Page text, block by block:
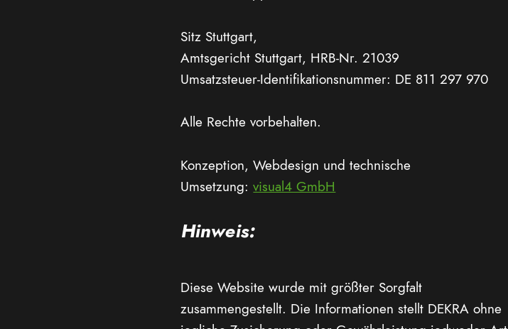
Sitz Stuttgart,
Amtsgericht Stuttgart, HRB-Nr. 21039
Umsatzsteuer-Identifikationsnummer: DE 811 297 970
Alle Rechte vorbehalten.
Konzeption, Webdesign und technische
Umsetzung:visual4 GmbH
Hinweis:
Diese Website wurde mit größter Sorgfalt
zusammengestellt. Die Informationen stellt DEKRA ohne